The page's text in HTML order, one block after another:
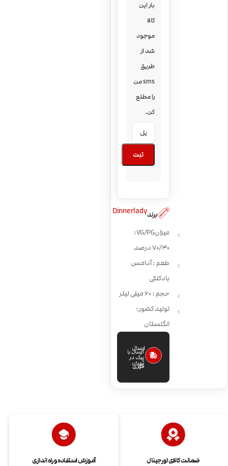
بار این
کالا
موجود
شد از
طریق
sms من
را مطلع
کن.
ثبت
برندDinnerlady
میزان VG/PG:
70/30 درصد
طعم : آدامس
بادکنکی
حجم : 60 میلی لیتر
تولید کشور:
انگلستان
ارسال
فوری
ارسال با
پیک در
تهران
ضمانت کالای اورجینال آموزش استفاده و راه اندازی